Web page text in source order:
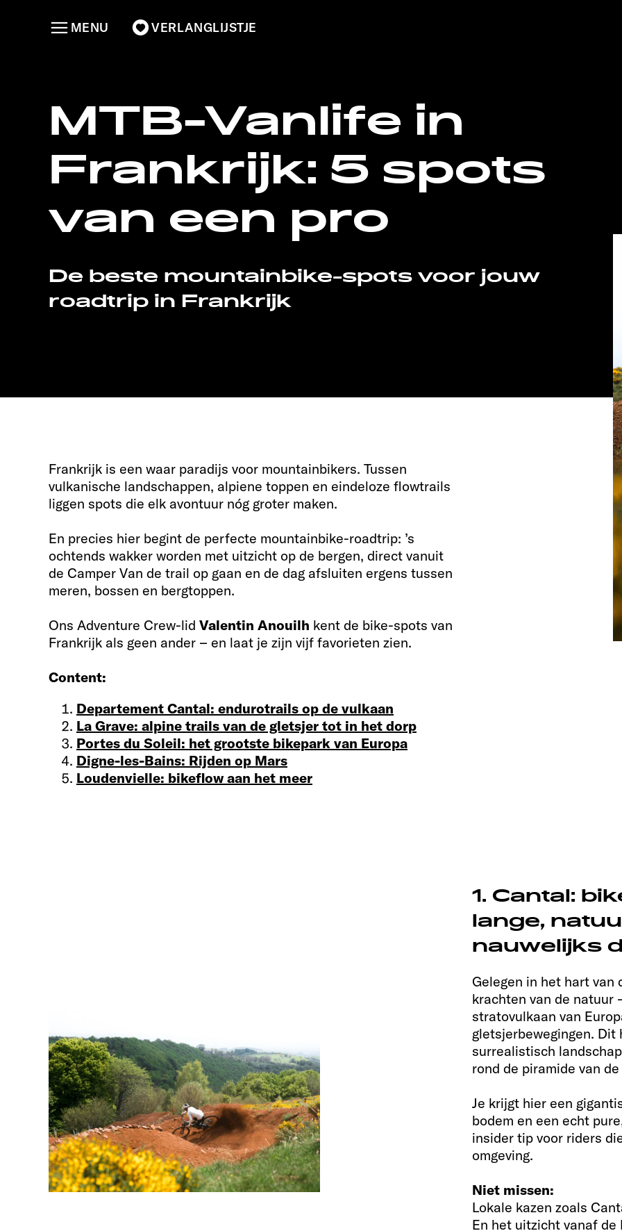
VERLANGLIJSTJE
MENU
MTB-Vanlife in
Frankrijk: 5 spots
van een pro
De beste mountainbike-spots voor jouw
roadtrip in Frankrijk
Frankrijk is een waar paradijs voor mountainbikers. Tussen
vulkanische landschappen, alpiene toppen en eindeloze flowtrails
liggen spots die elk avontuur nóg groter maken.
En precies hier begint de perfecte mountainbike-roadtrip: ’s
ochtends wakker worden met uitzicht op de bergen, direct vanuit
de Camper Van de trail op gaan en de dag afsluiten ergens tussen
meren, bossen en bergtoppen.
Ons Adventure Crew-lid Valentin Anouilh kent de bike-spots van
Frankrijk als geen ander – en laat je zijn vijf favorieten zien.
Content:
Departement Cantal: endurotrails op de vulkaan
La Grave: alpine trails van de gletsjer tot in het dorp
Portes du Soleil: het grootste bikepark van Europa
Digne-les-Bains: Rijden op Mars
Loudenvielle: bikeflow aan het meer
1. Cantal:
lange,
nauwelijks
Gelegen in het hart van
krachten van de natuur
stratovulkaan van
gletsjerbewegingen.
surrealistisch
rond de piramide van de
Je krijgt hier een
bodem en een echt
insider tip voor riders
omgeving.
Niet missen:
Lokale kazen zoals
En het uitzicht vanaf de